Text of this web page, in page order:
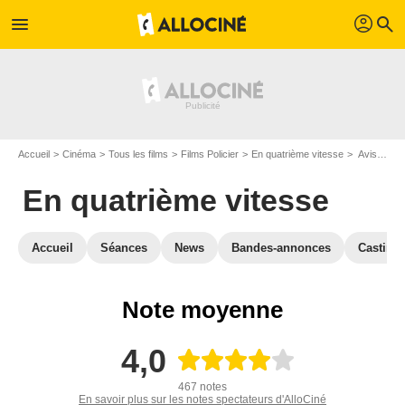
menu profil search
Accueil Cinéma Tous les films Films Policier En quatrième vitesse Avis sur En quatrième vitesse
En quatrième vitesse
Accueil Séances News Bandes-annonces Casting
Note moyenne
4,0
467 notes
En savoir plus sur les notes spectateurs d'AlloCiné